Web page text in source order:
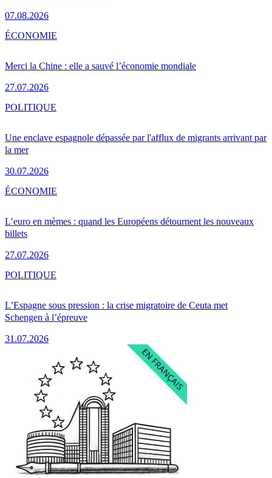
07.08.2026
Merci la Chine : elle a sauvé l’économie mondiale
27.07.2026
ÉCONOMIE
Une enclave espagnole dépassée par l'afflux de migrants arrivant par
la mer
30.07.2026
POLITIQUE
L’euro en mèmes : quand les Européens détournent les nouveaux
billets
27.07.2026
ÉCONOMIE
L’Espagne sous pression : la crise migratoire de Ceuta met
Schengen à l’épreuve
31.07.2026
POLITIQUE